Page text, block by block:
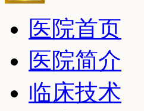
医院首页
医院简介
临床技术